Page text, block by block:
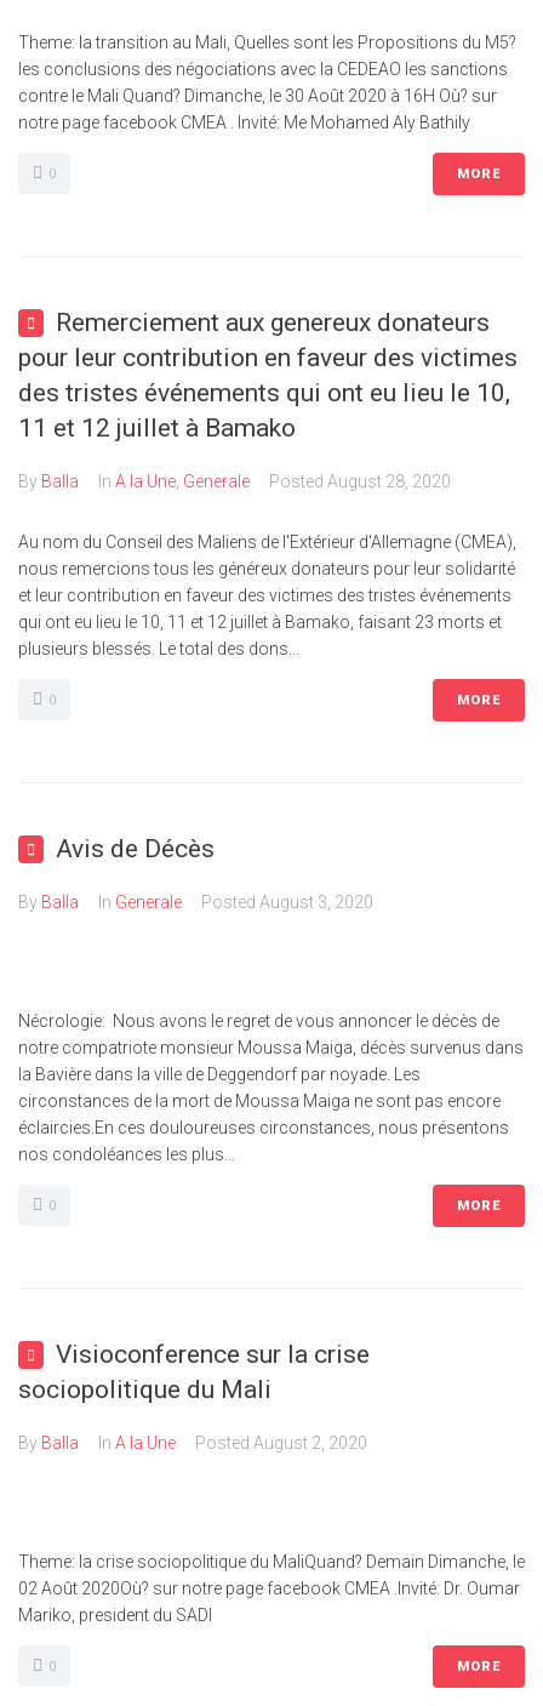
Theme: la transition au Mali, Quelles sont les Propositions du M5?
les conclusions des négociations avec la CEDEAO les sanctions
contre le Mali Quand? Dimanche, le 30 Août 2020 à 16H Où? sur
notre page facebook CMEA . Invité: Me Mohamed Aly Bathily
0 MORE
Remerciement aux genereux donateurs
pour leur contribution en faveur des victimes
des tristes événements qui ont eu lieu le 10,
11 et 12 juillet à Bamako
By Balla In A la Une Generale Posted August 28, 2020
Au nom du Conseil des Maliens de l'Extérieur d'Allemagne (CMEA),
nous remercions tous les généreux donateurs pour leur solidarité
et leur contribution en faveur des victimes des tristes événements
qui ont eu lieu le 10, 11 et 12 juillet à Bamako, faisant 23 morts et
plusieurs blessés. Le total des dons...
0 MORE
Avis de Décès
By Balla In Generale Posted August 3, 2020
Nécrologie: Nous avons le regret de vous annoncer le décès de
notre compatriote monsieur Moussa Maiga, décès survenus dans
la Bavière dans la ville de Deggendorf par noyade. Les
circonstances de la mort de Moussa Maiga ne sont pas encore
éclaircies.En ces douloureuses circonstances, nous présentons
nos condoléances les plus...
0 MORE
Visioconference sur la crise
sociopolitique du Mali
By Balla In A la Une Posted August 2, 2020
Theme: la crise sociopolitique du MaliQuand? Demain Dimanche, le
02 Août 2020Où? sur notre page facebook CMEA .Invité: Dr. Oumar
Mariko, president du SADI
0 MORE